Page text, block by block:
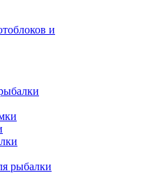
и
рыбалки